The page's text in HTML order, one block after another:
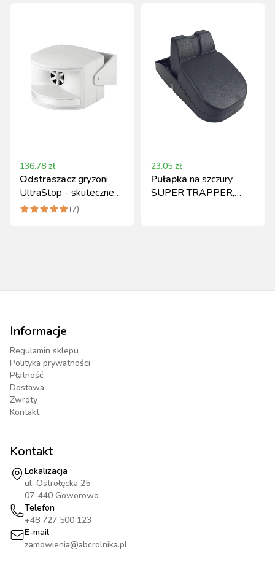
136.78 zł
Odstraszaczgryzoni
UltraStop - skuteczne
zabezpieczenie domu
(7)
23.05 zł
Pułapka na szczury
SUPER TRAPPER,
Informacje
Regulamin sklepu
Polityka prywatności
Płatność
Dostawa
Zwroty
Kontakt
Kontakt
Lokalizacja
ul. Ostrołęcka 25
07-440 Goworowo
Telefon
+48 727 500 123
E-mail
zamowienia@abcrolnika.pl